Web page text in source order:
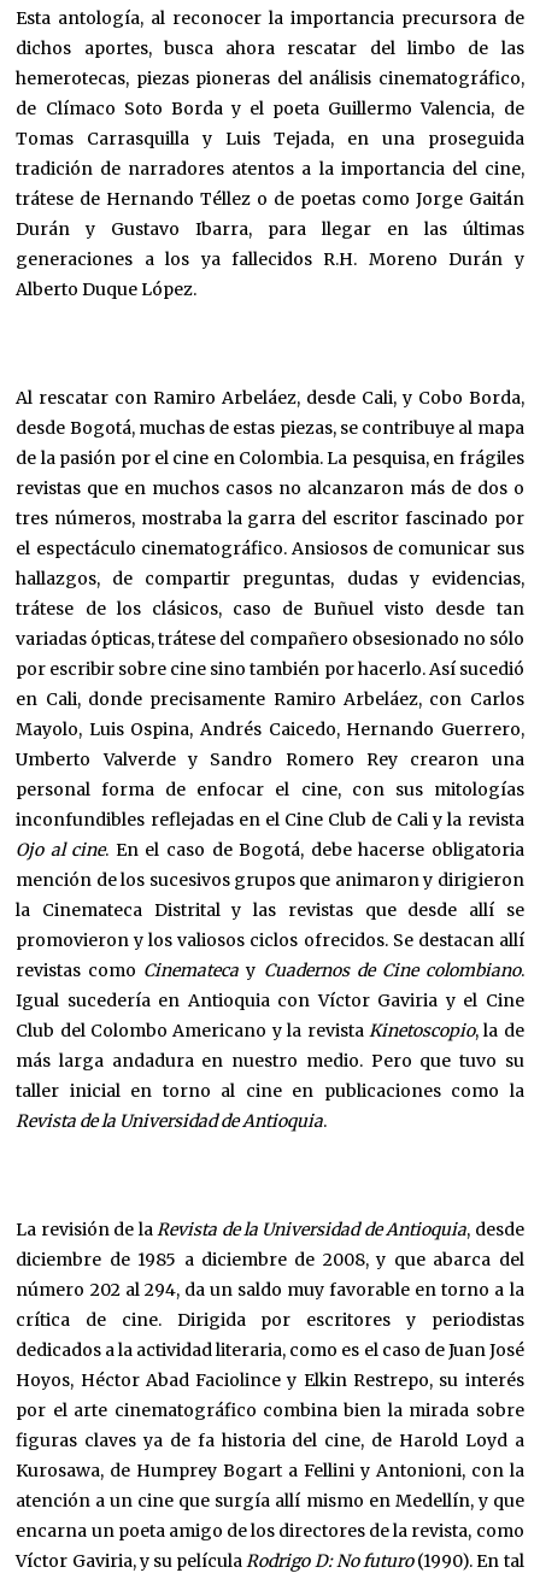
Esta antología, al reconocer la importancia precursora de
dichos aportes, busca ahora rescatar del limbo de las
hemerotecas, piezas pioneras del análisis cinematográfico,
de Clímaco Soto Borda y el poeta Guillermo Valencia, de
Tomas Carrasquilla y Luis Tejada, en una proseguida
tradición de narradores atentos a la importancia del cine,
trátese de Hernando Téllez o de poetas como Jorge Gaitán
Durán y Gustavo Ibarra, para llegar en las últimas
generaciones a los ya fallecidos R.H. Moreno Durán y
Alberto Duque López.
Al rescatar con Ramiro Arbeláez, desde Cali, y Cobo Borda,
desde Bogotá, muchas de estas piezas, se contribuye al mapa
de la pasión por el cine en Colombia. La pesquisa, en frágiles
revistas que en muchos casos no alcanzaron más de dos o
tres números, mostraba la garra del escritor fascinado por
el espectáculo cinematográfico. Ansiosos de comunicar sus
hallazgos, de compartir preguntas, dudas y evidencias,
trátese de los clásicos, caso de Buñuel visto desde tan
variadas ópticas, trátese del compañero obsesionado no sólo
por escribir sobre cine sino también por hacerlo. Así sucedió
en Cali, donde precisamente Ramiro Arbeláez, con Carlos
Mayolo, Luis Ospina, Andrés Caicedo, Hernando Guerrero,
Umberto Valverde y Sandro Romero Rey crearon una
personal forma de enfocar el cine, con sus mitologías
inconfundibles reflejadas en el Cine Club de Cali y la revista
Ojo al cine. En el caso de Bogotá, debe hacerse obligatoria
mención de los sucesivos grupos que animaron y dirigieron
la Cinemateca Distrital y las revistas que desde allí se
promovieron y los valiosos ciclos ofrecidos. Se destacan allí
revistas como Cinematecay Cuadernos de Cine colombiano.
Igual sucedería en Antioquia con Víctor Gaviria y el Cine
Club del Colombo Americano y la revista Kinetoscopio, la de
más larga andadura en nuestro medio. Pero que tuvo su
taller inicial en torno al cine en publicaciones como la
Revista de la Universidad de Antioquia.
La revisión de laRevista de la Universidad de Antioquia, desde
diciembre de 1985 a diciembre de 2008, y que abarca del
número 202 al 294, da un saldo muy favorable en torno a la
crítica de cine. Dirigida por escritores y periodistas
dedicados a la actividad literaria, como es el caso de Juan José
Hoyos, Héctor Abad Faciolince y Elkin Restrepo, su interés
por el arte cinematográfico combina bien la mirada sobre
figuras claves ya de fa historia del cine, de Harold Loyd a
Kurosawa, de Humprey Bogart a Fellini y Antonioni, con la
atención a un cine que surgía allí mismo en Medellín, y que
encarna un poeta amigo de los directores de la revista, como
Víctor Gaviria, y su películaRodrigo D: No futuro(1990). En tal